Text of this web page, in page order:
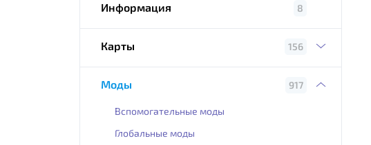
Информация 8
Карты 156
Моды 917
Вспомогательные моды
Глобальные моды